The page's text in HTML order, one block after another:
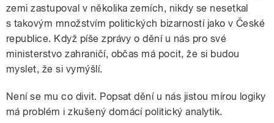
zemi zastupoval v několika zemích, nikdy se nesetkal
s takovým množstvím politických bizarností jako v České
republice. Když píše zprávy o dění u nás pro své
ministerstvo zahraničí, občas má pocit, že si budou
myslet, že si vymýšlí.
Není se mu co divit. Popsat dění u nás jistou mírou logiky
má problém i zkušený domácí politický analytik.